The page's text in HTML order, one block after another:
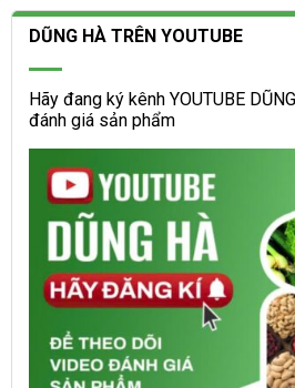
DŨNG HÀ TRÊN YOUTUBE
Hãy đang ký kênh YOUTUBE
đánh giá sản phẩm